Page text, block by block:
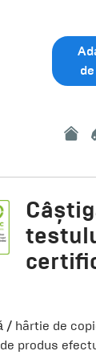
/ hârtie de
produs